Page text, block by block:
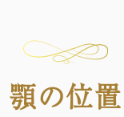
顎の位置